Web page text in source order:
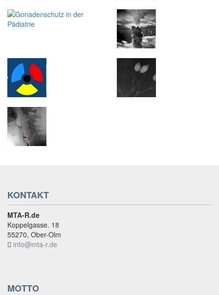
KONTAKT
MTA-R.de
Koppelgasse. 18
55270, Ober-Olm
info@mta-r.de
MOTTO